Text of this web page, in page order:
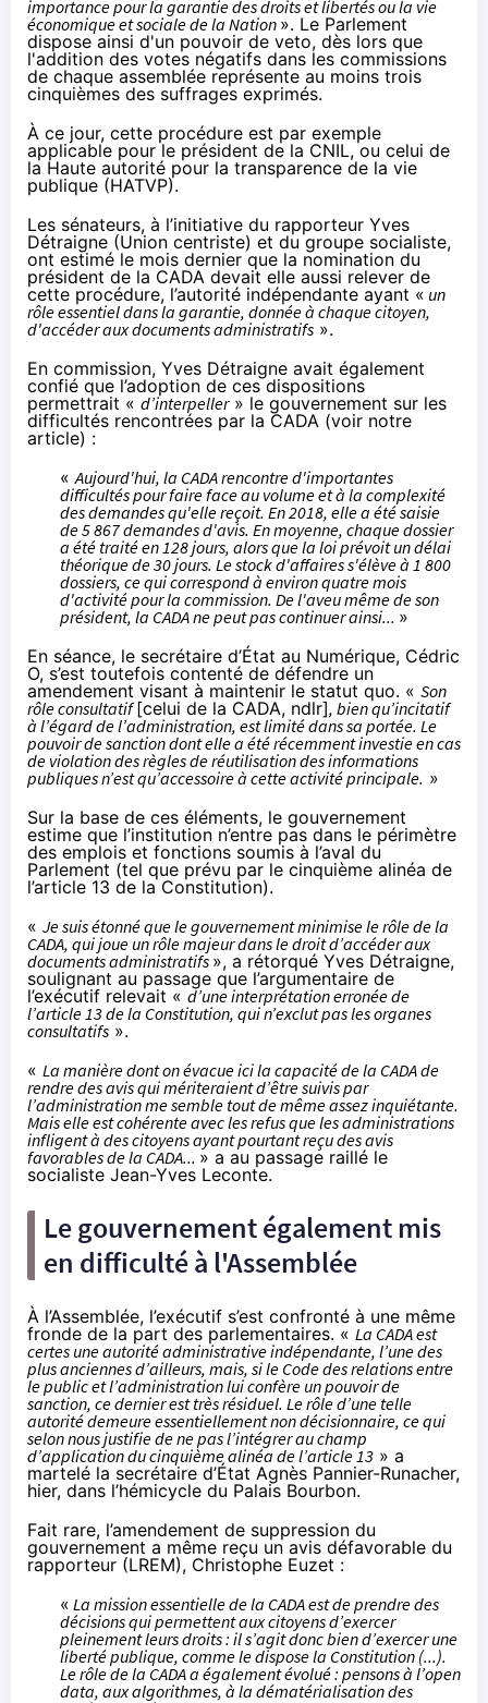
importance pour la garantie des droits et libertés ou la vie
économique et sociale de la Nation ». Le Parlement
dispose ainsi d'un pouvoir de veto, dès lors que
l'addition des votes négatifs dans les commissions
de chaque assemblée représente au moins trois
cinquièmes des suffrages exprimés.
À ce jour, cette procédure est par exemple
applicable pour le président de la CNIL, ou celui de
la Haute autorité pour la transparence de la vie
publique (HATVP).
Les sénateurs, à l’initiative du rapporteur Yves
Détraigne (Union centriste) et du groupe socialiste,
ont estimé le mois dernier que la nomination du
président de la CADA devait elle aussi relever de
cette procédure, l’autorité indépendante ayant « un
rôle essentiel dans la garantie, donnée à chaque citoyen,
d'accéder aux documents administratifs ».
En commission, Yves Détraigne avait également
confié que l’adoption de ces dispositions
permettrait « d’interpeller» le gouvernement sur les
difficultés rencontrées par la CADA (voir notre
article) :
«Aujourd'hui, la CADA rencontre d'importantes
difficultés pour faire face au volume et à la complexité
des demandes qu'elle reçoit. En 2018, elle a été saisie
de 5 867 demandes d'avis. En moyenne, chaque dossier
a été traité en 128 jours, alors que la loi prévoit un délai
théorique de 30 jours. Le stock d'affaires s'élève à 1 800
dossiers, ce qui correspond à environ quatre mois
d'activité pour la commission. De l'aveu même de son
président, la CADA ne peut pas continuer ainsi... »
En séance, le secrétaire d’État au Numérique, Cédric
O, s’est toutefois contenté de défendre un
amendement visant à maintenir le statut quo. « Son
rôle consultatif[celui de la CADA, ndlr], bien qu’incitatif
à l’égard de l’administration, est limité dans sa portée. Le
pouvoir de sanction dont elle a été récemment investie en cas
de violation des règles de réutilisation des informations
publiques n’est qu’accessoire à cette activité principale. »
Sur la base de ces éléments, le gouvernement
estime que l’institution n’entre pas dans le périmètre
des emplois et fonctions soumis à l’aval du
Parlement (tel que prévu par le cinquième alinéa de
l’article 13 de la Constitution).
« Je suis étonné que le gouvernement minimise le rôle de la
CADA, qui joue un rôle majeur dans le droit d’accéder aux
documents administratifs », a rétorqué Yves Détraigne,
soulignant au passage que l’argumentaire de
l’exécutif relevait « d’une interprétation erronée de
l’article 13 de la Constitution, qui n’exclut pas les organes
consultatifs ».
« La manière dont on évacue ici la capacité de la CADA de
rendre des avis qui mériteraient d’être suivis par
l’administration me semble tout de même assez inquiétante.
Mais elle est cohérente avec les refus que les administrations
infligent à des citoyens ayant pourtant reçu des avis
favorables de la CADA... » a au passage raillé le
socialiste Jean-Yves Leconte.
Le gouvernement également mis
en difficulté à l'Assemblée
À l’Assemblée, l’exécutif s’est confronté à une même
fronde de la part des parlementaires. « La CADA est
certes une autorité administrative indépendante, l’une des
plus anciennes d’ailleurs, mais, si le Code des relations entre
le public et l’administration lui confère un pouvoir de
sanction, ce dernier est très résiduel. Le rôle d’une telle
autorité demeure essentiellement non décisionnaire, ce qui
selon nous justifie de ne pas l’intégrer au champ
d’application du cinquième alinéa de l’article 13 » a
martelé la secrétaire d’État Agnès Pannier-Runacher,
hier, dans l’hémicycle du Palais Bourbon.
Fait rare, l’amendement de suppression du
gouvernement a même reçu un avis défavorable du
rapporteur (LREM), Christophe Euzet :
« La mission essentielle de la CADA est de prendre des
décisions qui permettent aux citoyens d’exercer
pleinement leurs droits : il s’agit donc bien d’exercer une
liberté publique, comme le dispose la Constitution (...).
Le rôle de la CADA a également évolué : pensons à l’open
data, aux algorithmes, à la dématérialisation des